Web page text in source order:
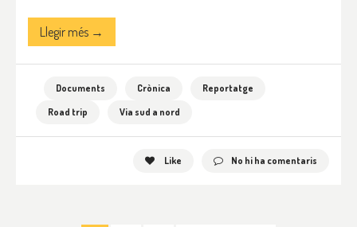
Llegir més →
Documents Crònica
Reportatge
Road trip
Via sud a nord
Like No hi ha comentaris